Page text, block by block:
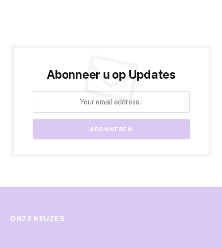
Abonneer u op Updates
ONZE KEUZES